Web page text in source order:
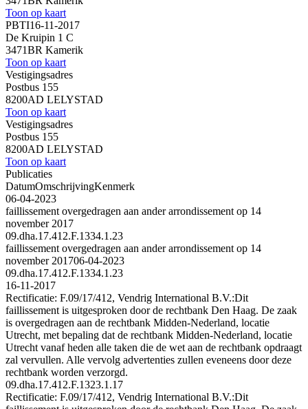
Toon op kaart
PBTI16-11-2017
De Kruipin 1 C
3471BR Kamerik
Toon op kaart
Vestigingsadres
Postbus 155
8200AD LELYSTAD
Toon op kaart
Vestigingsadres
Postbus 155
8200AD LELYSTAD
Toon op kaart
Publicaties
DatumOmschrijvingKenmerk
06-04-2023
faillissement overgedragen aan ander arrondissement op 14
november 2017
09.dha.17.412.F.1334.1.23
faillissement overgedragen aan ander arrondissement op 14
november 201706-04-2023
09.dha.17.412.F.1334.1.23
16-11-2017
Rectificatie: F.09/17/412, Vendrig International B.V.:Dit
faillissement is uitgesproken door de rechtbank Den Haag. De zaak
is overgedragen aan de rechtbank Midden-Nederland, locatie
Utrecht, met bepaling dat de rechtbank Midden-Nederland, locatie
Utrecht vanaf heden alle taken die de wet aan de rechtbank opdraagt
zal vervullen. Alle vervolg advertenties zullen eveneens door deze
rechtbank worden verzorgd.
09.dha.17.412.F.1323.1.17
Rectificatie: F.09/17/412, Vendrig International B.V.:Dit